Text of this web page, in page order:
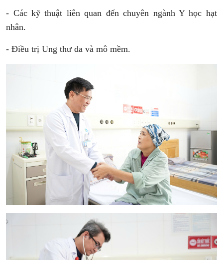
- Các kỹ thuật liên quan đến chuyên ngành Y học hạt
nhân.
- Điều trị Ung thư da và mô mềm.